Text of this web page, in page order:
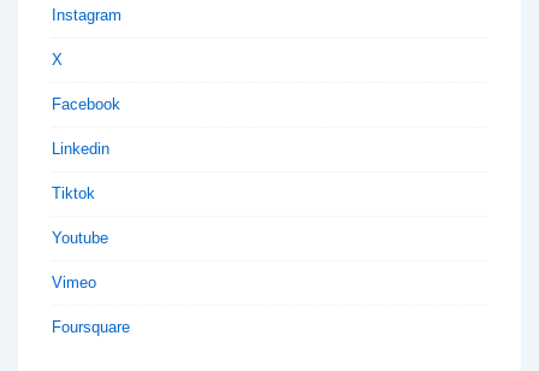
Instagram
X
Facebook
Linkedin
Tiktok
Youtube
Vimeo
Foursquare